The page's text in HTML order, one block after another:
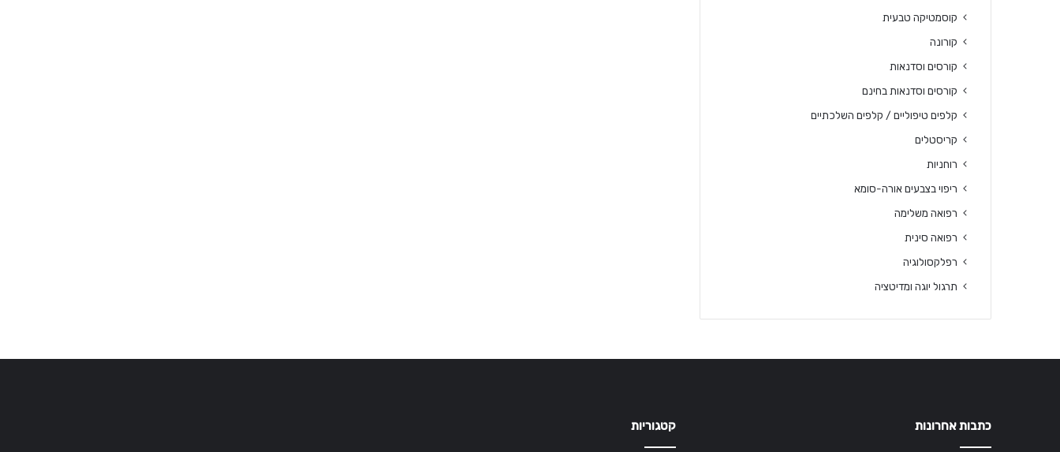
קוסמטיקה טבעית
קורונה
קורסים וסדנאות
קורסים וסדנאות בחינם
קלפים טיפוליים / קלפים השלכתיים
קריסטלים
רוחניות
ריפוי בצבעים אורה-סומא
רפואה משלימה
רפואה סינית
רפלקסולוגיה
תרגול יוגה ומדיטציה
כתבות אחרונות קטגוריות